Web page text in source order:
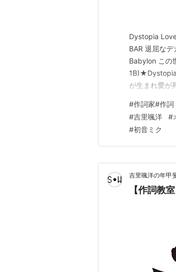
Dystopia
BAR 退屈な
Babylon この
が生まれ愛が
#作詞家#作詞
#吉里颯洋 #
#初音ミク
吉里颯洋の年甲
【作詞教